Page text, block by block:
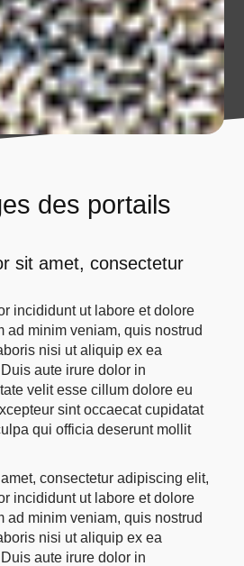
des portails
sit amet, consectetur
incididunt ut labore et dolore
ad minim veniam, quis nostrud
nisi ut aliquip ex ea
aute irure dolor in
velit esse cillum dolore eu
sint occaecat cupidatat
qui officia deserunt mollit
consectetur adipiscing elit,
incididunt ut labore et dolore
ad minim veniam, quis nostrud
nisi ut aliquip ex ea
aute irure dolor in